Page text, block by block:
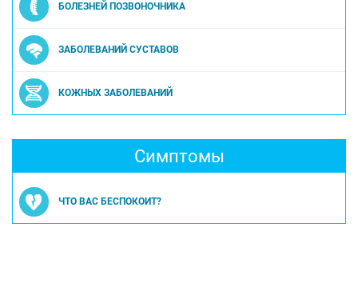
БОЛЕЗНЕЙ ПОЗВОНОЧНИКА
ЗАБОЛЕВАНИЙ СУСТАВОВ
КОЖНЫХ ЗАБОЛЕВАНИЙ
Симптомы
ЧТО ВАС БЕСПОКОИТ?